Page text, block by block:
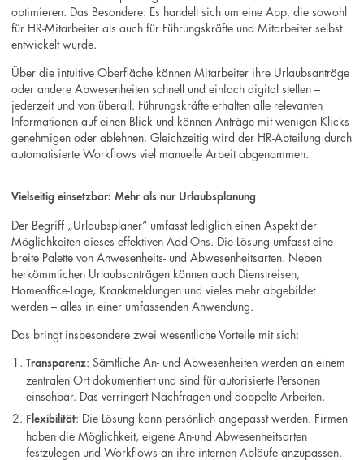
optimieren. Das Besondere: Es handelt sich um eine App, die sowohl
für HR-Mitarbeiter als auch für Führungskräfte und Mitarbeiter selbst
entwickelt wurde.
Über die intuitive Oberfläche können Mitarbeiter ihre Urlaubsanträge
oder andere Abwesenheiten schnell und einfach digital stellen –
jederzeit und von überall. Führungskräfte erhalten alle relevanten
Informationen auf einen Blick und können Anträge mit wenigen Klicks
genehmigen oder ablehnen. Gleichzeitig wird der HR-Abteilung durch
automatisierte Workflows viel manuelle Arbeit abgenommen.
Vielseitig einsetzbar: Mehr als nur Urlaubsplanung
Der Begriff „Urlaubsplaner“ umfasst lediglich einen Aspekt der
Möglichkeiten dieses effektiven Add-Ons. Die Lösung umfasst eine
breite Palette von Anwesenheits- und Abwesenheitsarten. Neben
herkömmlichen Urlaubsanträgen können auch Dienstreisen,
Homeoffice-Tage, Krankmeldungen und vieles mehr abgebildet
werden – alles in einer umfassenden Anwendung.
Das bringt insbesondere zwei wesentliche Vorteile mit sich:
Transparenz: Sämtliche An- und Abwesenheiten werden an einem
zentralen Ort dokumentiert und sind für autorisierte Personen
einsehbar. Das verringert Nachfragen und doppelte Arbeiten.
Flexibilität: Die Lösung kann persönlich angepasst werden. Firmen
haben die Möglichkeit, eigene An-und Abwesenheitsarten
festzulegen und Workflows an ihre internen Abläufe anzupassen.